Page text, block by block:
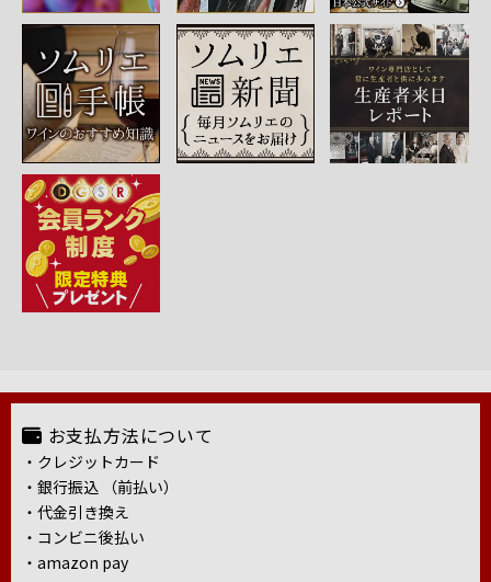
お支払方法について
・クレジットカード
・銀行振込 （前払い）
・代金引き換え
・コンビニ後払い
・amazon pay